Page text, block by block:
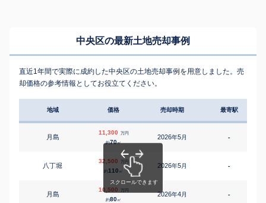
中央区の最新土地売却事例
直近1年間で実際に成約した中央区の土地売却事例を用意しました。売
却価格の参考情報としてお役立てください。
地域 価格 売却時期 最寄駅
月島
11,300 万円
約70㎡
2026年5月 -
八丁堀
32,500 万円
約110 ㎡
2026年5月 -
月島
10,500 万円
約80㎡
2026年4月 -